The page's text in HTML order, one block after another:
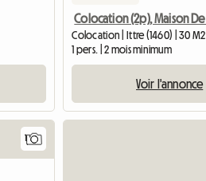
Colocation | Ittre (1460) | 30 M2
1 pers. | 2 mois minimum
Voir l'annonce
1